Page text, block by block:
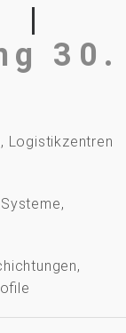
|
30.
Logistikzentren